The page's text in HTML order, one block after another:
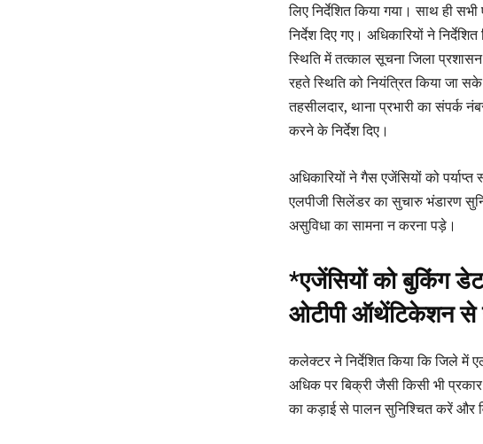
लिए निर्देशित किया गया। साथ ही
निर्देश दिए गए। अधिकारियों ने
स्थिति में तत्काल सूचना जिला
रहते स्थिति को नियंत्रित किया जा
तहसीलदार, थाना प्रभारी का संपर्क
करने के निर्देश दिए।
अधिकारियों ने गैस एजेंसियों को
एलपीजी सिलेंडर का सुचारु भंडारण
असुविधा का सामना न करना पड़े।
*एजेंसियों को बुकिंग
ओटीपी ऑथेंटिकेशन से
कलेक्टर ने निर्देशित किया कि जिले में
अधिक पर बिक्री जैसी किसी भी
का कड़ाई से पालन सुनिश्चित करें और